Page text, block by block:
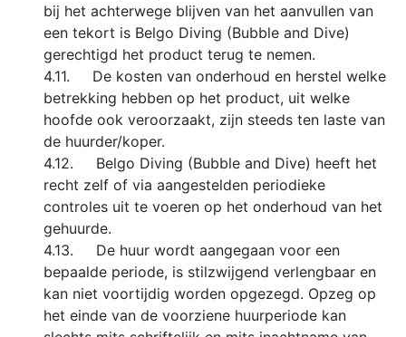
bij het achterwege blijven van het aanvullen van
een tekort is Belgo Diving (Bubble and Dive)
gerechtigd het product terug te nemen.
4.11. De kosten van onderhoud en herstel welke
betrekking hebben op het product, uit welke
hoofde ook veroorzaakt, zijn steeds ten laste van
de huurder/koper.
4.12. Belgo Diving (Bubble and Dive) heeft het
recht zelf of via aangestelden periodieke
controles uit te voeren op het onderhoud van het
gehuurde.
4.13. De huur wordt aangegaan voor een
bepaalde periode, is stilzwijgend verlengbaar en
kan niet voortijdig worden opgezegd. Opzeg op
het einde van de voorziene huurperiode kan